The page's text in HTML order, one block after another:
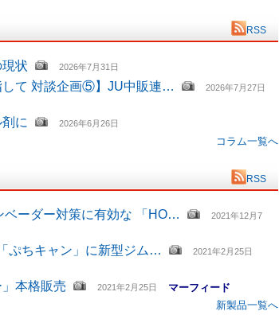
RSS
状 2026年7月31日
して 対談企画⑤】JU中販連… 2026年7月27日
に 2026年6月26日
コラム一覧へ
RSS
ベーダー対策に有効な 「HO… 2021年12月7
ぷちキャン」に新型ジム… 2021年2月25日
本格販売 2021年2月25日
マーフィード
新製品一覧へ